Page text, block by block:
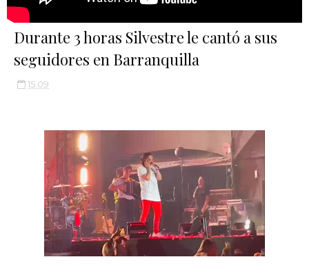
Durante 3 horas Silvestre le cantó a sus
seguidores en Barranquilla
15:09